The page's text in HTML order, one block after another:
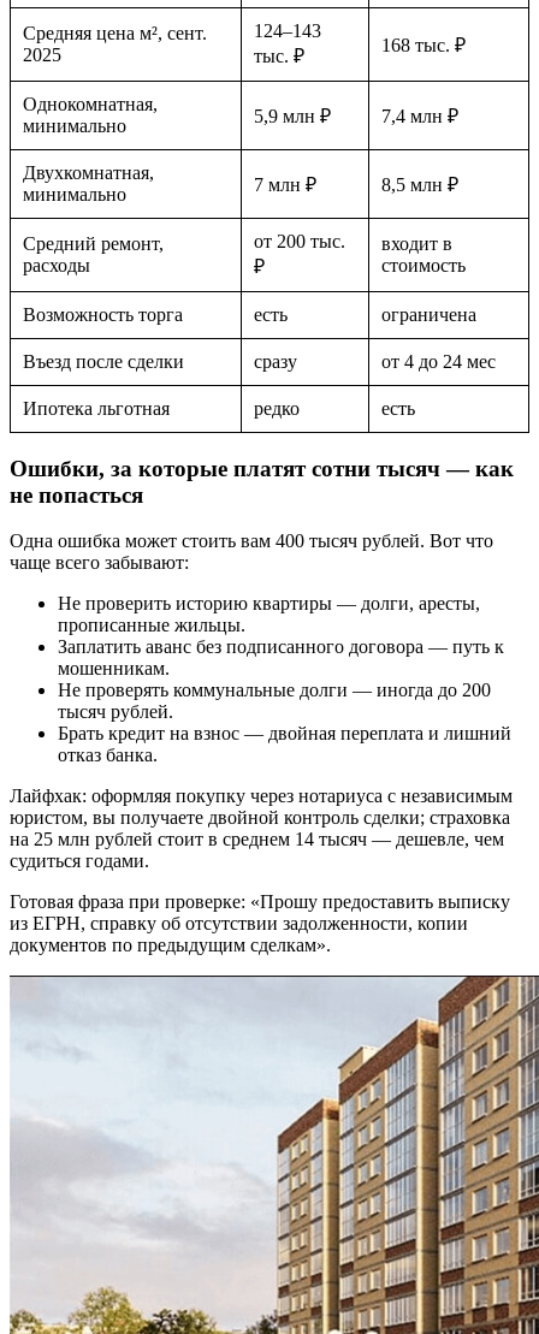
Средняя цена м², сент.
2025
124–143
тыс. ₽
168 тыс. ₽
Однокомнатная,
минимально
5,9 млн ₽ 7,4 млн ₽
Двухкомнатная,
минимально
7 млн ₽ 8,5 млн ₽
Средний ремонт,
расходы
от 200 тыс.
₽
входит в
стоимость
Возможность торга есть ограничена
Въезд после сделки сразу от 4 до 24 мес
Ипотека льготная редко есть
Ошибки, за которые платят сотни тысяч — как
не попасться
Одна ошибка может стоить вам 400 тысяч рублей. Вот что
чаще всего забывают:
Не проверить историю квартиры — долги, аресты,
прописанные жильцы.
Заплатить аванс без подписанного договора — путь к
мошенникам.
Не проверять коммунальные долги — иногда до 200
тысяч рублей.
Брать кредит на взнос — двойная переплата и лишний
отказ банка.
Лайфхак: оформляя покупку через нотариуса с независимым
юристом, вы получаете двойной контроль сделки; страховка
на 25 млн рублей стоит в среднем 14 тысяч — дешевле, чем
судиться годами.
Готовая фраза при проверке: «Прошу предоставить выписку
из ЕГРН, справку об отсутствии задолженности, копии
документов по предыдущим сделкам».